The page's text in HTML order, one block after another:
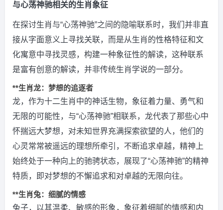
与心荡神驰相关的生肖象征
在探讨生肖与“心荡神驰”之间的隐喻联系时，我们并非直
接从字面意义上寻找关联，而是从生肖的性格特征和文
化寓意中寻找灵感，构建一种象征性的解读，这种联系
是富有创意的解读，并非传统生肖学说的一部分。
**生肖龙：梦想的追逐者
龙，作为十二生肖中的神话生物，象征着力量、勇气和
无限的可能性，与“心荡神驰”相联系，龙代表了那些心中
怀揣远大梦想，对未知世界充满探索欲望的人，他们的
心灵常常被遥远的理想所牵引，不断追求卓越，精神上
始终处于一种向上的驰骋状态，展现了“心荡神驰”的精神
特质，即对梦想的不懈追求和对卓越的无限向往。
**生肖兔：细腻的情感
兔子，以其温柔、敏感的形象，象征着细腻的情感和内